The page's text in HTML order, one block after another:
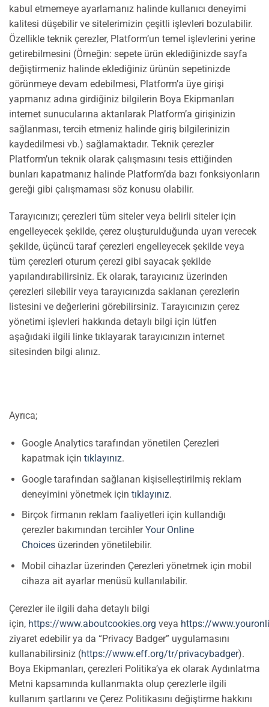
kabul etmemeye ayarlamanız halinde kullanıcı deneyimi
kalitesi düşebilir ve sitelerimizin çeşitli işlevleri bozulabilir.
Özellikle teknik çerezler, Platform’un temel işlevlerini yerine
getirebilmesini (Örneğin: sepete ürün eklediğinizde sayfa
değiştirmeniz halinde eklediğiniz ürünün sepetinizde
görünmeye devam edebilmesi, Platform’a üye girişi
yapmanız adına girdiğiniz bilgilerin Boya Ekipmanları
internet sunucularına aktarılarak Platform’a girişinizin
sağlanması, tercih etmeniz halinde giriş bilgilerinizin
kaydedilmesi vb.) sağlamaktadır. Teknik çerezler
Platform’un teknik olarak çalışmasını tesis ettiğinden
bunları kapatmanız halinde Platform’da bazı fonksiyonların
gereği gibi çalışmaması söz konusu olabilir.
Tarayıcınızı; çerezleri tüm siteler veya belirli siteler için
engelleyecek şekilde, çerez oluşturulduğunda uyarı verecek
şekilde, üçüncü taraf çerezleri engelleyecek şekilde veya
tüm çerezleri oturum çerezi gibi sayacak şekilde
yapılandırabilirsiniz. Ek olarak, tarayıcınız üzerinden
çerezleri silebilir veya tarayıcınızda saklanan çerezlerin
listesini ve değerlerini görebilirsiniz. Tarayıcınızın çerez
yönetimi işlevleri hakkında detaylı bilgi için lütfen
aşağıdaki ilgili linke tıklayarak tarayıcınızın internet
sitesinden bilgi alınız.
Ayrıca;
Google Analytics tarafından yönetilen Çerezleri
kapatmak için tıklayınız.
Google tarafından sağlanan kişiselleştirilmiş reklam
deneyimini yönetmek için tıklayınız.
Birçok firmanın reklam faaliyetleri için kullandığı
çerezler bakımından tercihlerYour Online
Choicesüzerinden yönetilebilir.
Mobil cihazlar üzerinden Çerezleri yönetmek için mobil
cihaza ait ayarlar menüsü kullanılabilir.
Çerezler ile ilgili daha detaylı bilgi
için, https://www.aboutcookies.org veya https://
ziyaret edebilir ya da “Privacy Badger” uygulamasını
kullanabilirsiniz (https://www.eff.org/tr/privacybadger).
Boya Ekipmanları, çerezleri Politika’ya ek olarak Aydınlatma
Metni kapsamında kullanmakta olup çerezlerle ilgili
kullanım şartlarını ve Çerez Politikasını değiştirme hakkını